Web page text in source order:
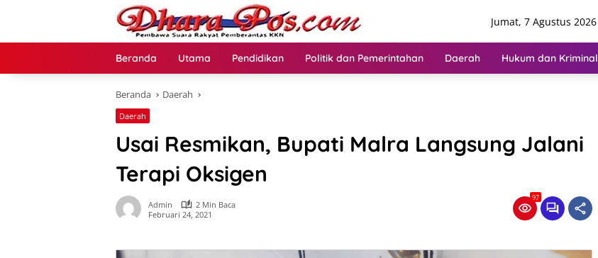
Jumat, 7 Agustus 2026
Beranda Utama Pendidikan Politik dan Pemerintahan Daerah Hukum dan Kriminal
Beranda Daerah
Daerah
Usai Resmikan, Bupati Malra Langsung Jalani
Terapi Oksigen
Admin
2 Min Baca
Februari 24, 2021
97